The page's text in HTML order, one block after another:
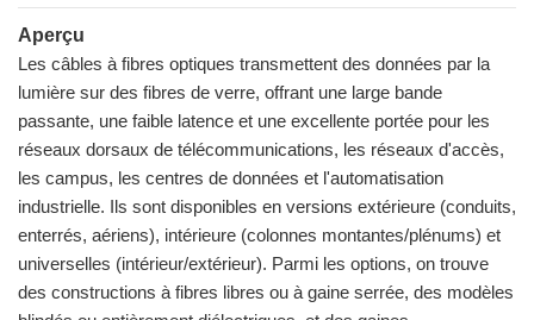
Aperçu
Les câbles à fibres optiques transmettent des données par la
lumière sur des fibres de verre, offrant une large bande
passante, une faible latence et une excellente portée pour les
réseaux dorsaux de télécommunications, les réseaux d'accès,
les campus, les centres de données et l'automatisation
industrielle. Ils sont disponibles en versions extérieure (conduits,
enterrés, aériens), intérieure (colonnes montantes/plénums) et
universelles (intérieur/extérieur). Parmi les options, on trouve
des constructions à fibres libres ou à gaine serrée, des modèles